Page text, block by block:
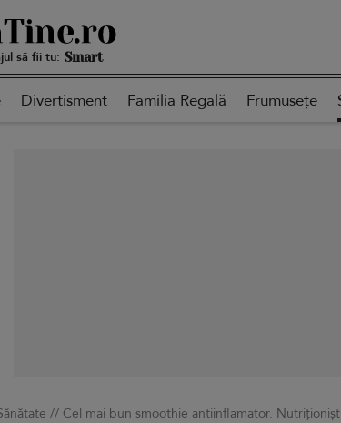
să fii tu: Autentică
Divertisment Familia Regală Frumusețe
// Cel mai bun smoothie antiinflamator.